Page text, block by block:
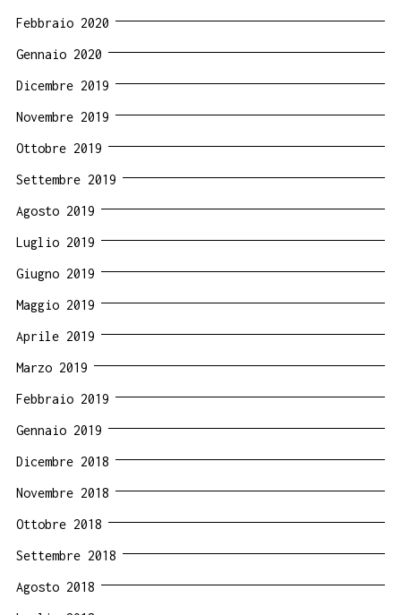
Febbraio 2020
Gennaio 2020
Dicembre 2019
Novembre 2019
Ottobre 2019
Settembre 2019
Agosto 2019
Luglio 2019
Giugno 2019
Maggio 2019
Aprile 2019
Marzo 2019
Febbraio 2019
Gennaio 2019
Dicembre 2018
Novembre 2018
Ottobre 2018
Settembre 2018
Agosto 2018